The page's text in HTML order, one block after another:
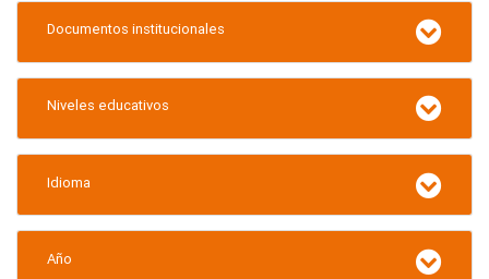
Documentos institucionales
Niveles educativos
Idioma
Año